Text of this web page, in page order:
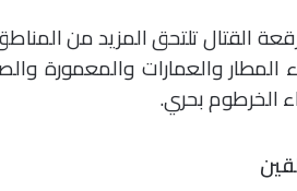
القتال تلتحق المزيد من
المطار والعمارات والمعمورة
الخرطوم بحري.